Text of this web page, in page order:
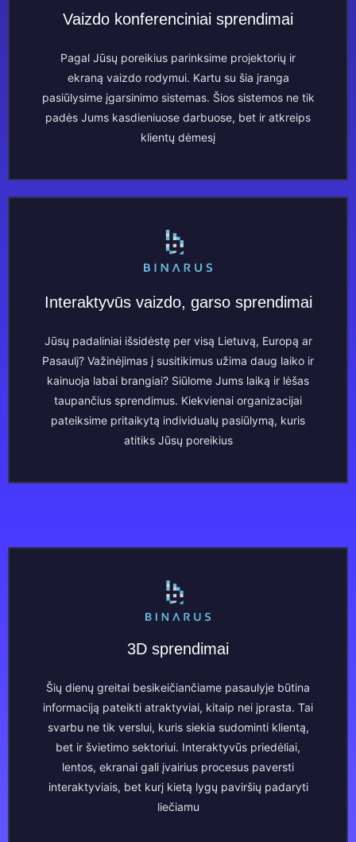
Vaizdo konferenciniai sprendimai
Pagal Jūsų poreikius parinksime projektorių ir
ekraną vaizdo rodymui. Kartu su šia įranga
pasiūlysime įgarsinimo sistemas. Šios sistemos ne tik
padės Jums kasdieniuose darbuose, bet ir atkreips
klientų dėmesį
Interaktyvūs vaizdo, garso sprendimai
Jūsų padaliniai išsidėstę per visą Lietuvą, Europą ar
Pasaulį? Važinėjimas į susitikimus užima daug laiko ir
kainuoja labai brangiai? Siūlome Jums laiką ir lėšas
taupančius sprendimus. Kiekvienai organizacijai
pateiksime pritaikytą individualų pasiūlymą, kuris
atitiks Jūsų poreikius
3D sprendimai
Šių dienų greitai besikeičiančiame pasaulyje būtina
informaciją pateikti atraktyviai, kitaip nei įprasta. Tai
svarbu ne tik verslui, kuris siekia sudominti klientą,
bet ir švietimo sektoriui. Interaktyvūs priedėliai,
lentos, ekranai gali įvairius procesus paversti
interaktyviais, bet kurį kietą lygų paviršių padaryti
liečiamu